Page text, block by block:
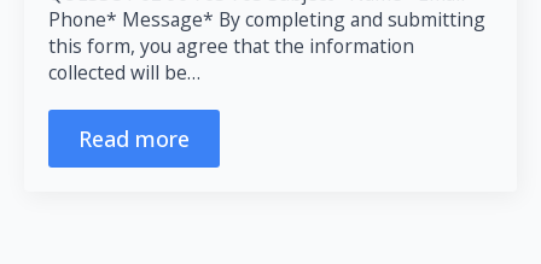
Phone* Message* By completing and submitting
this form, you agree that the information
collected will be…
Read more